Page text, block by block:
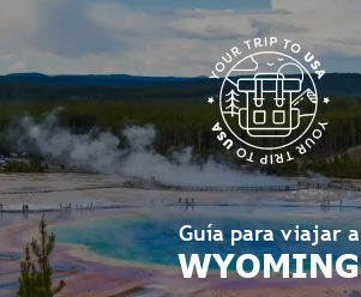
Saltar al contenido principal
Saltar al pie de página
Guía para viajar a
WYOMING